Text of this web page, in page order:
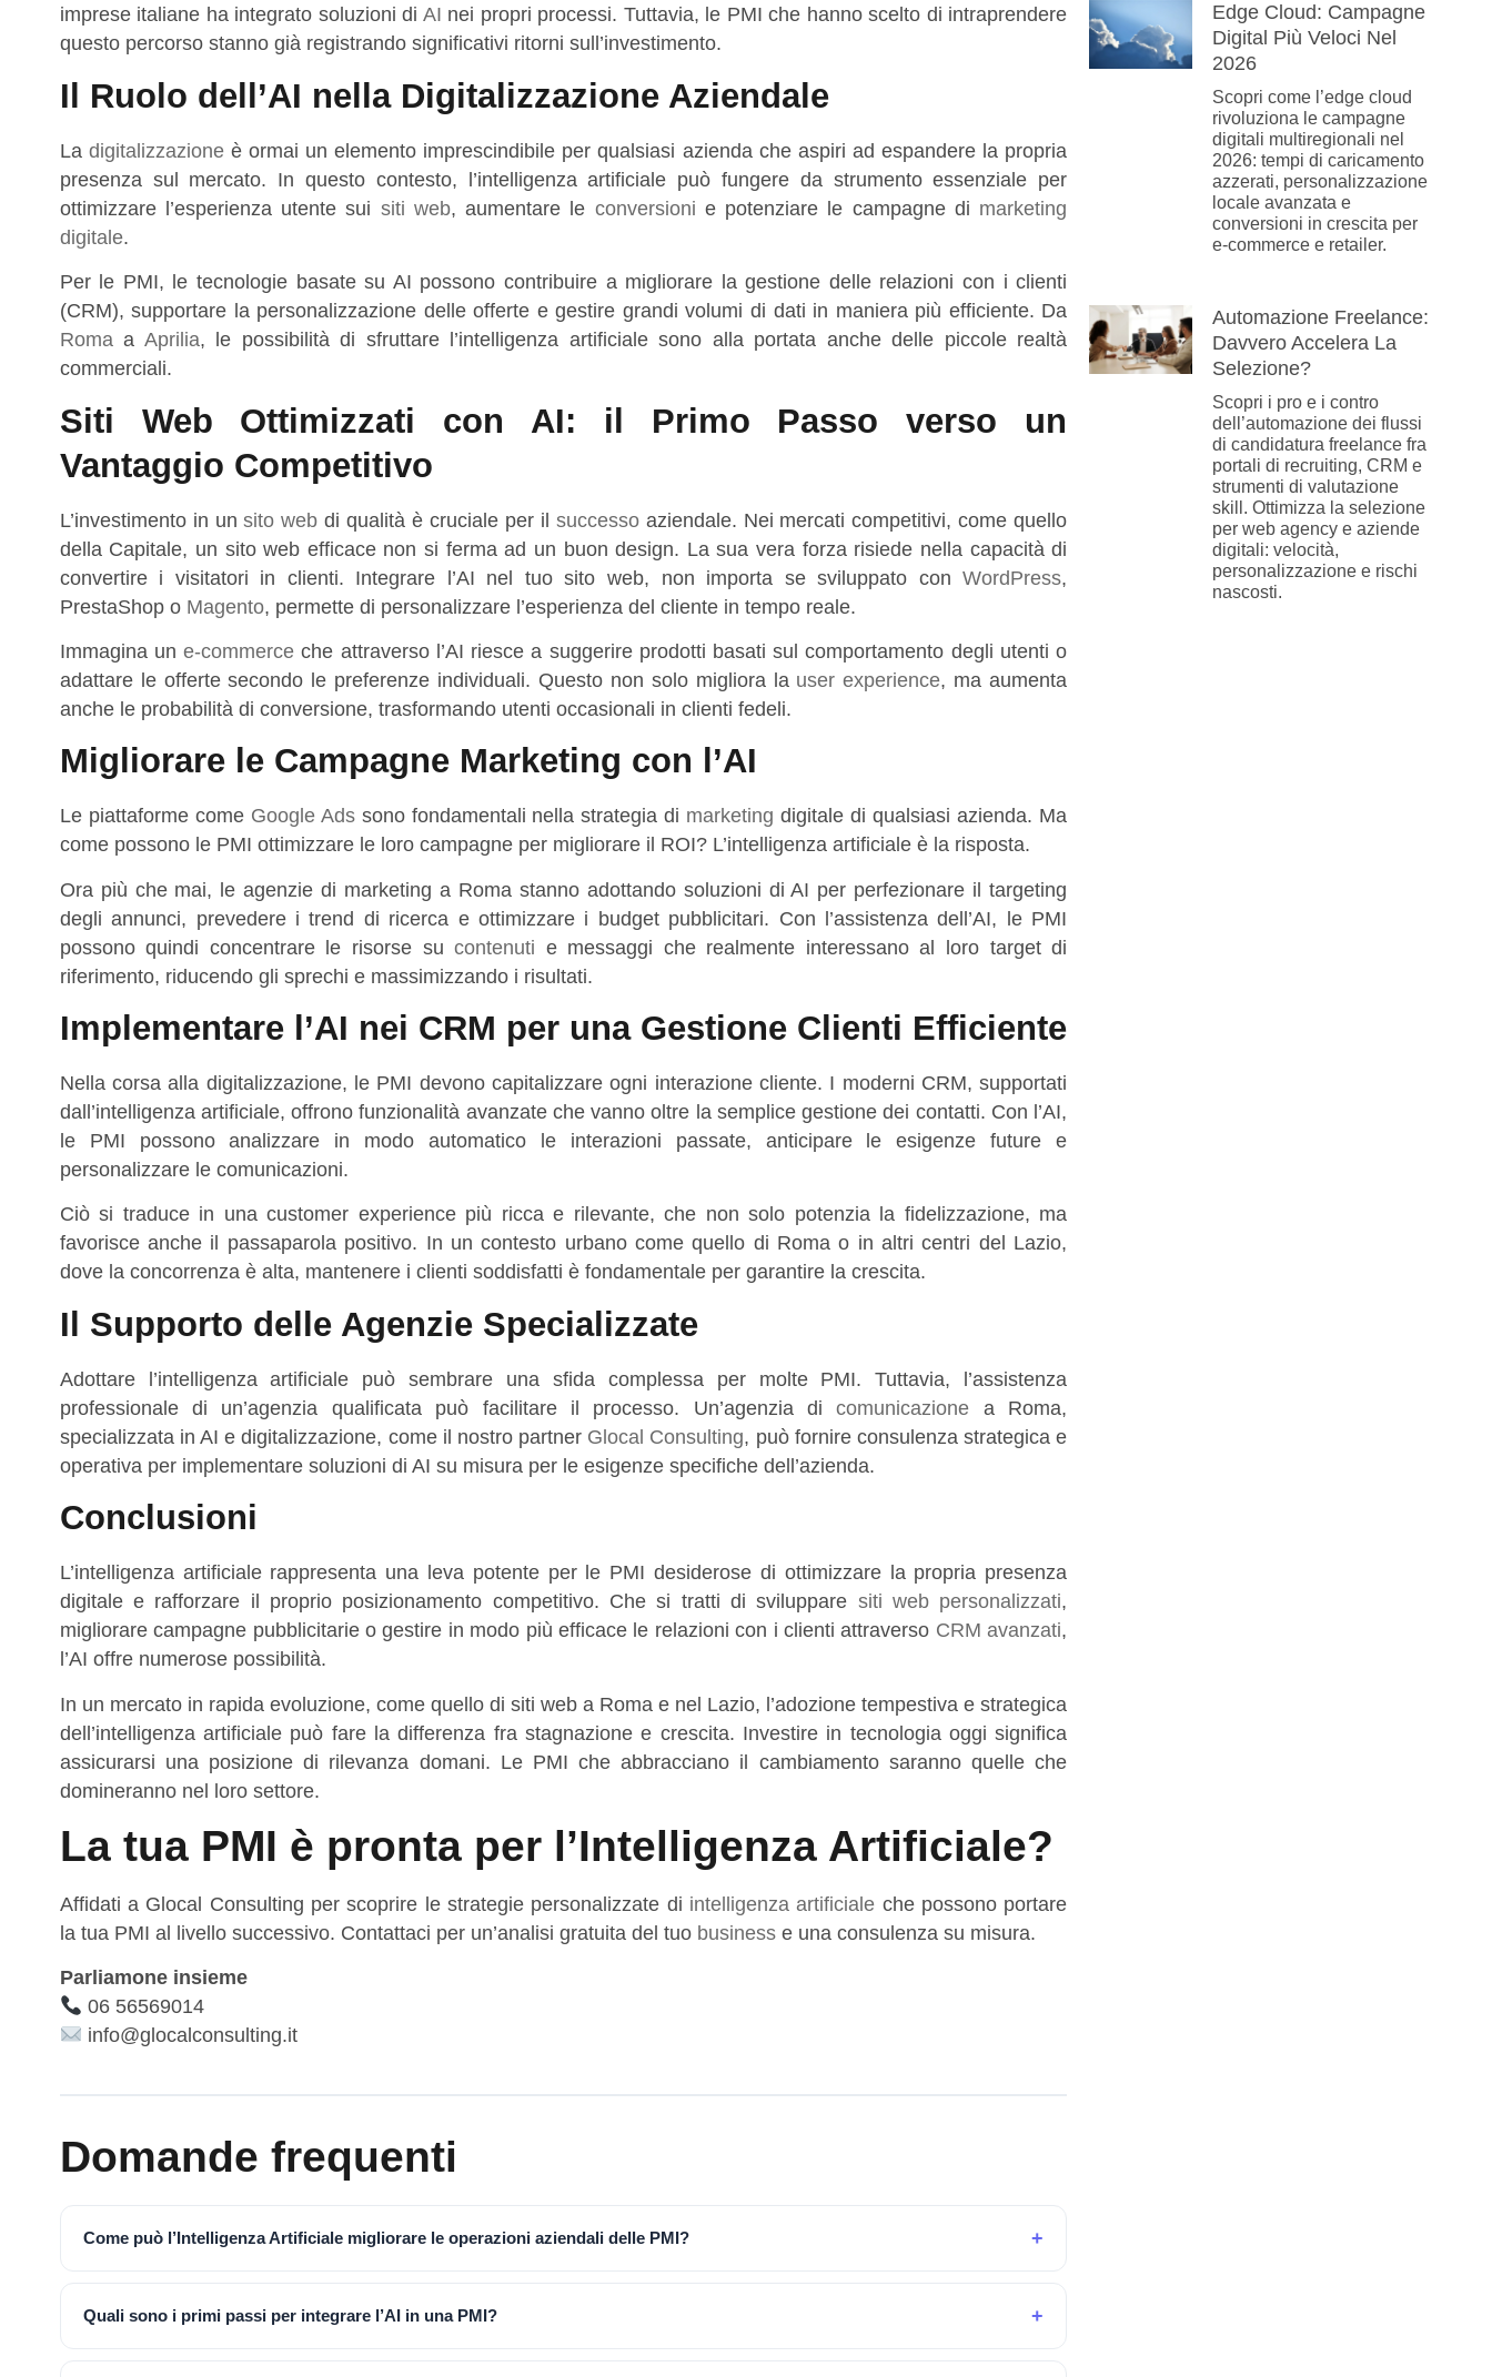
imprese italiane ha integrato soluzioni di AI nei propri processi. Tuttavia, le PMI che hanno scelto di intraprendere
questo percorso stanno già registrando significativi ritorni sull’investimento.
Il Ruolo dell’AI nella Digitalizzazione Aziendale
La digitalizzazioneè ormai un elemento imprescindibile per qualsiasi azienda che aspiri ad espandere la propria
presenza sul mercato. In questo contesto, l’intelligenza artificiale può fungere da strumento essenziale per
ottimizzare l’esperienza utente sui siti web, aumentare le conversioni e potenziare le campagne di marketing
digitale.
Per le PMI, le tecnologie basate su AI possono contribuire a migliorare la gestione delle relazioni con i clienti
(CRM), supportare la personalizzazione delle offerte e gestire grandi volumi di dati in maniera più efficiente. Da
Romaa Aprilia, le possibilità di sfruttare l’intelligenza artificiale sono alla portata anche delle piccole realtà
commerciali.
Siti Web Ottimizzati con AI: il Primo Passo verso un
Vantaggio Competitivo
L’investimento in unsito web di qualità è cruciale per il successoaziendale. Nei mercati competitivi, come quello
della Capitale, un sito web efficace non si ferma ad un buon design. La sua vera forza risiede nella capacità di
convertire i visitatori in clienti. Integrare l’AI nel tuo sito web, non importa se sviluppato conWordPress,
PrestaShop o Magento, permette di personalizzare l’esperienza del cliente in tempo reale.
Immagina une-commerce che attraverso l’AI riesce a suggerire prodotti basati sul comportamento degli utenti o
adattare le offerte secondo le preferenze individuali. Questo non solo migliora la user experience, ma aumenta
anche le probabilità di conversione, trasformando utenti occasionali in clienti fedeli.
Migliorare le Campagne Marketing con l’AI
Le piattaforme come Google Adssono fondamentali nella strategia di marketing digitale di qualsiasi azienda. Ma
come possono le PMI ottimizzare le loro campagne per migliorare il ROI? L’intelligenza artificiale è la risposta.
Ora più che mai, le agenzie di marketing a Roma stanno adottando soluzioni di AI per perfezionare il targeting
degli annunci, prevedere i trend di ricerca e ottimizzare i budget pubblicitari. Con l’assistenza dell’AI, le PMI
possono quindi concentrare le risorse sucontenuti e messaggi che realmente interessano al loro target di
riferimento, riducendo gli sprechi e massimizzando i risultati.
Implementare l’AI nei CRM per una Gestione Clienti Efficiente
Nella corsa alla digitalizzazione, le PMI devono capitalizzare ogni interazione cliente. I moderni CRM, supportati
dall’intelligenza artificiale, offrono funzionalità avanzate che vanno oltre la semplice gestione dei contatti. Con l’AI,
le PMI possono analizzare in modo automatico le interazioni passate, anticipare le esigenze future e
personalizzare le comunicazioni.
Ciò si traduce in una customer experience più ricca e rilevante, che non solo potenzia la fidelizzazione, ma
favorisce anche il passaparola positivo. In un contesto urbano come quello di Roma o in altri centri del Lazio,
dove la concorrenza è alta, mantenere i clienti soddisfatti è fondamentale per garantire la crescita.
Il Supporto delle Agenzie Specializzate
Adottare l’intelligenza artificiale può sembrare una sfida complessa per molte PMI. Tuttavia, l’assistenza
professionale di un’agenzia qualificata può facilitare il processo. Un’agenzia dicomunicazione a Roma,
specializzata in AI e digitalizzazione, come il nostro partner Glocal Consulting, può fornire consulenza strategica e
operativa per implementare soluzioni di AI su misura per le esigenze specifiche dell’azienda.
Conclusioni
L’intelligenza artificiale rappresenta una leva potente per le PMI desiderose di ottimizzare la propria presenza
digitale e rafforzare il proprio posizionamento competitivo. Che si tratti di sviluppare siti web personalizzati,
migliorare campagne pubblicitarie o gestire in modo più efficace le relazioni con i clienti attraverso CRM avanzati,
l’AI offre numerose possibilità.
In un mercato in rapida evoluzione, come quello di siti web a Roma e nel Lazio, l’adozione tempestiva e strategica
dell’intelligenza artificiale può fare la differenza fra stagnazione e crescita. Investire in tecnologia oggi significa
assicurarsi una posizione di rilevanza domani. Le PMI che abbracciano il cambiamento saranno quelle che
domineranno nel loro settore.
La tua PMI è pronta per l’Intelligenza Artificiale?
Affidati a Glocal Consulting per scoprire le strategie personalizzate di intelligenza artificiale che possono portare
la tua PMI al livello successivo. Contattaci per un’analisi gratuita del tuo businesse una consulenza su misura.
Parliamone insieme
06 56569014
info@glocalconsulting.it
Domande frequenti
Come può l’Intelligenza Artificiale migliorare le operazioni aziendali delle PMI?
Quali sono i primi passi per integrare l’AI in una PMI?
Edge Cloud: Campagne
Digital Più Veloci Nel
2026
Scopri come l’edge cloud
rivoluziona le campagne
digitali multiregionali nel
2026: tempi di caricamento
azzerati, personalizzazione
locale avanzata e
conversioni in crescita per
e-commerce e retailer.
Automazione Freelance:
Davvero Accelera La
Selezione?
Scopri i pro e i contro
dell’automazione dei flussi
di candidatura freelance fra
portali di recruiting, CRM e
strumenti di valutazione
skill. Ottimizza la selezione
per web agency e aziende
digitali: velocità,
personalizzazione e rischi
nascosti.